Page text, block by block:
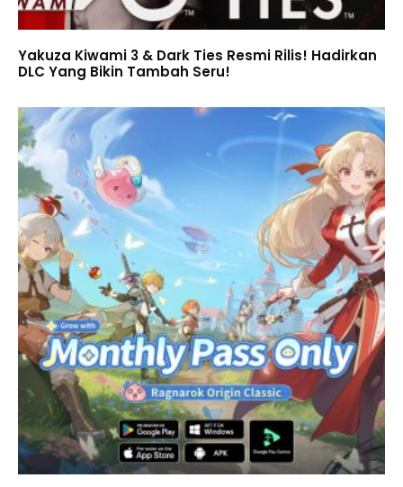
Yakuza Kiwami 3 & Dark Ties Resmi Rilis! Hadirkan
DLC Yang Bikin Tambah Seru!